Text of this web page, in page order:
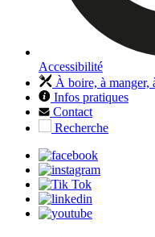
Accessibilité
À boire, à manger,
Infos pratiques
Contact
Recherche